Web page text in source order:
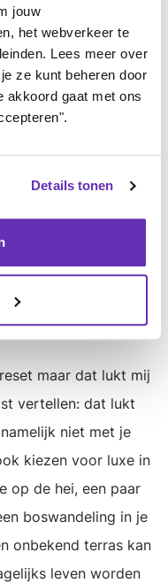
jouw
het webverkeer te
Lees meer over
ze kunt beheren door
akkoord gaat met ons
Details tonen
voor een kleine bus
tot campertje zodat
Dat zijn plannen die
zijn-ooit-als-de-
de covid
en wilde ik dus wat
deze column
wel af ga schrijven.
later dan
maar dat lukt mij
vertellen: dat lukt
niet met je
kiezen voor luxe in
op de hei, een paar
boswandeling in je
onbekend terras kan
leven worden